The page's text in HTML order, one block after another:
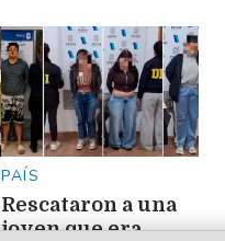
PAÍS
Rescataron a una
joven que era